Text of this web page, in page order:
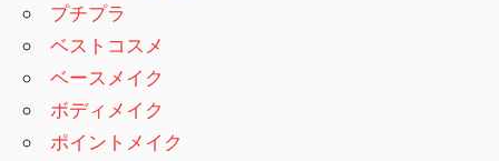
プチプラ
ベストコスメ
ベースメイク
ボディメイク
ポイントメイク